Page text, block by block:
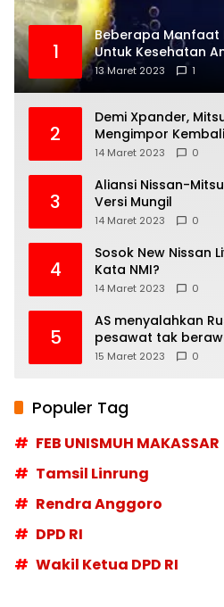
1
Beberapa Manfaat
Untuk Kesehatan
13 Maret 2023 1
2
Demi Xpander,
Mengimpor
14 Maret 2023 0
3
Aliansi Nissan-
Versi Mungil
14 Maret 2023 0
4
Sosok New Nissan
Kata NMI?
14 Maret 2023 0
5
AS menyalahkan
pesawat tak
Moskow menyangkal
15 Maret 2023 0
Populer Tag
FEB UNISMUH MAKASSAR
Tamsil Linrung
Rendra Anggoro
DPD RI
Wakil Ketua DPD RI